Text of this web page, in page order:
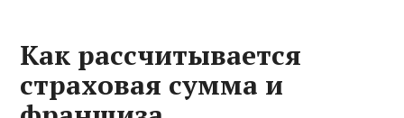
Как рассчитывается
страховая сумма и